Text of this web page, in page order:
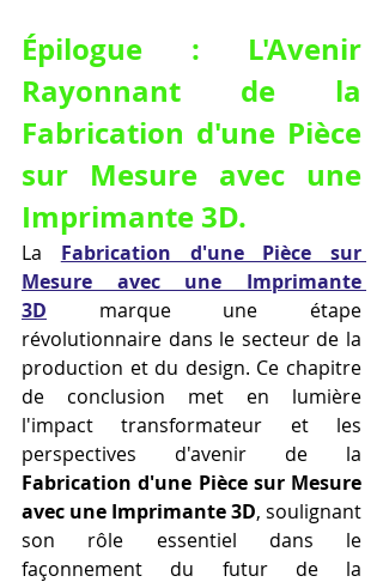
Épilogue : L'Avenir
Rayonnant de la
Fabrication d'une Pièce
sur Mesure avec une
Imprimante 3D.
La Fabrication d'une Pièce sur
Mesure avec une Imprimante
3D marque une étape
révolutionnaire dans le secteur de la
production et du design. Ce chapitre
de conclusion met en lumière
l'impact transformateur et les
Fabrication d'une Pièce sur Mesure
avec une Imprimante 3D, soulignant
son rôle essentiel dans le
façonnement du futur de la